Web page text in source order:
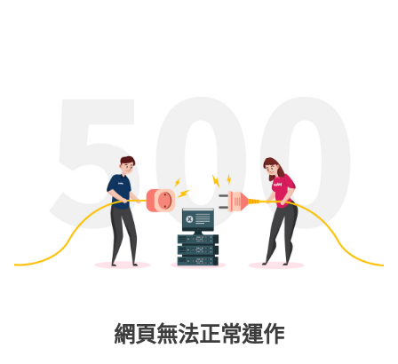
網頁無法正常運作